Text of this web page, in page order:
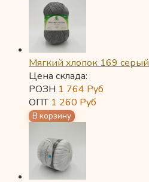
Мягкий хлопок 169 серый
Цена склада:
РОЗН 1 764 Руб
ОПТ 1 260 Руб